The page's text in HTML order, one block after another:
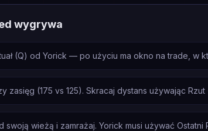
wygrywa
(Q) od Yorick — po użyciu ma okno na trade,
zasięg (175 vs 125). Skracaj dystans używając
swoją wieżą i zamrażaj. Yorick musi używać